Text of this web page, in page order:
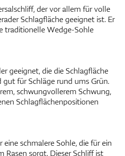
der vor allem für volle
Schlagfläche geeignet ist. Er
traditionelle Wedge-Sohle
geeignet, die die Schlagfläche
für Schläge rund ums Grün.
schwungvollerem Schwung,
Schlagflächenpositionen
schmalere Sohle, die für ein
Rasen sorgt. Dieser Schliff ist